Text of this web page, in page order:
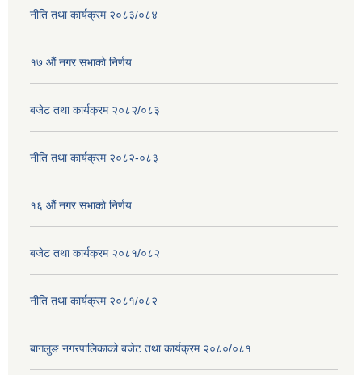
नीति तथा कार्यक्रम २०८३/०८४
१७ ‌‍औं नगर सभाकाे निर्णय
बजेट तथा कार्यक्रम २०८२/०८३
नीति तथा कार्यक्रम २०८२-०८३
१६ ‌औं नगर सभाकाे निर्णय
बजेट तथा कार्यक्रम २०८१/०८२
नीति तथा कार्यक्रम २०८१/०८२
बागलुङ नगरपालिकाको बजेट तथा कार्यक्रम २०८०/०८१